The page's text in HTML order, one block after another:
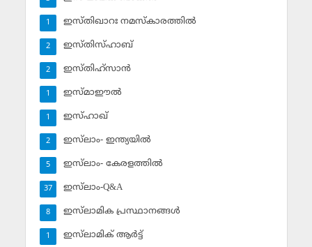
ഇസ്തിഖാറഃ നമസ്‌കാരത്തില്‍
1
ഇസ്തിസ്ഹാബ്
2
ഇസ്തിഹ്‌സാന്‍
2
ഇസ്മാഈല്‍
1
ഇസ്ഹാഖ്‌
1
ഇസ്‌ലാം- ഇന്ത്യയില്‍
2
ഇസ്‌ലാം- കേരളത്തില്‍
5
ഇസ്‌ലാം-Q&A
37
ഇസ്‌ലാമിക പ്രസ്ഥാനങ്ങള്‍
8
ഇസ്‌ലാമിക് ആര്‍ട്ട്
1